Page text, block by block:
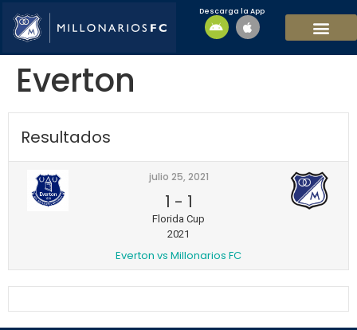
Descarga la App
Everton
Resultados
julio 25, 2021
1 - 1
Florida Cup
2021
Everton vs Millonarios FC